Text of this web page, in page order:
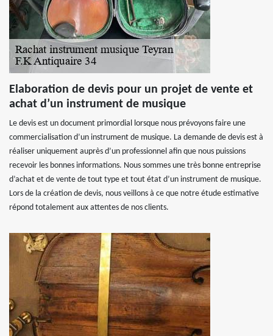
Elaboration de devis pour un projet de vente et
achat d’un instrument de musique
Le devis est un document primordial lorsque nous prévoyons faire une
commercialisation d’un instrument de musique. La demande de devis est à
réaliser uniquement auprès d’un professionnel afin que nous puissions
recevoir les bonnes informations. Nous sommes une très bonne entreprise
d’achat et de vente de tout type et tout état d’un instrument de musique.
Lors de la création de devis, nous veillons à ce que notre étude estimative
répond totalement aux attentes de nos clients.